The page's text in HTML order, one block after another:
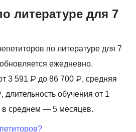
литературе для 7
по литературе для 7
ежедневно.
3 591 ₽ до 86 700 ₽, средняя
обучения от 1
в среднем — 5 месяцев.